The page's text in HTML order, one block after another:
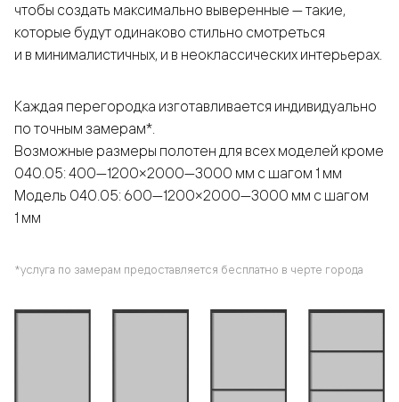
чтобы создать максимально выверенные — такие,
которые будут одинаково стильно смотреться
и в минималистичных, и в неоклассических интерьерах.
Каждая перегородка изготавливается индивидуально
по точным замерам*.
Возможные размеры полотен для всех моделей кроме
040.05: 400—1200×2000—3000 мм с шагом 1 мм
Модель 040.05: 600—1200×2000—3000 мм с шагом
1 мм
*услуга по замерам предоставляется бесплатно в черте города